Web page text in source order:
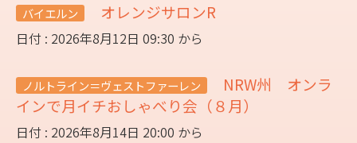
バイエルン オレンジサロンR
日付 : 2026年8月12日 09:30 から
ノルトライン＝ヴェストファーレン
NRW州 オンラ
インで月イチおしゃべり会（８月）
日付 : 2026年8月14日 20:00 から